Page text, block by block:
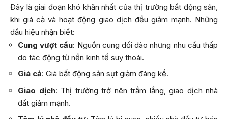
Đây là giai đoạn khó khăn nhất của thị trường bất động sản,
khi giá cả và hoạt động giao dịch đều giảm mạnh. Những
dấu hiệu nhận biết:
Cung vượt cầu: Nguồn cung dồi dào nhưng nhu cầu thấp
do tác động từ nền kinh tế suy thoái.
Giá cả: Giá bất động sản sụt giảm đáng kể.
Giao dịch: Thị trường trở nên trầm lắng, giao dịch nhà
đất giảm mạnh.